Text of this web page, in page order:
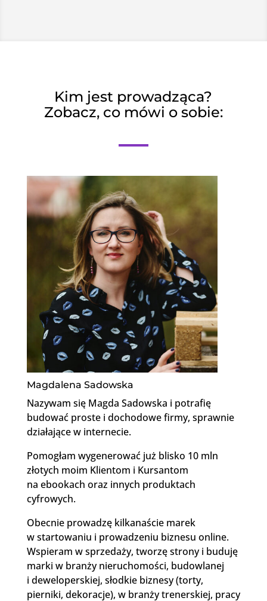
Kim jest prowadząca?
Zobacz, co mówi o sobie:
Magdalena Sadowska
Nazywam się Magda Sadowska i potrafię
budować proste i dochodowe firmy, sprawnie
działające w internecie.
Pomogłam wygenerować już blisko 10 mln
złotych moim Klientom i Kursantom
na ebookach oraz innych produktach
cyfrowych.
Obecnie prowadzę kilkanaście marek
w startowaniu i prowadzeniu biznesu online.
Wspieram w sprzedaży, tworzę strony i buduję
marki w branży nieruchomości, budowlanej
i deweloperskiej, słodkie biznesy (torty,
pierniki, dekoracje), w branży trenerskiej, pracy